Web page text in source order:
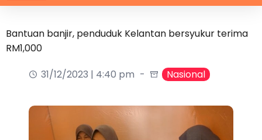
Bantuan banjir, penduduk Kelantan bersyukur terima
RM1,000
31/12/2023 | 4:40 pm
Nasional